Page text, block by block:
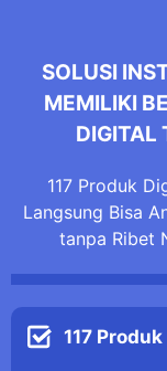
SOLUSI
MEMILIKI
DIGITAL
117 Produk
Langsung Bisa
tanpa Ribet
117